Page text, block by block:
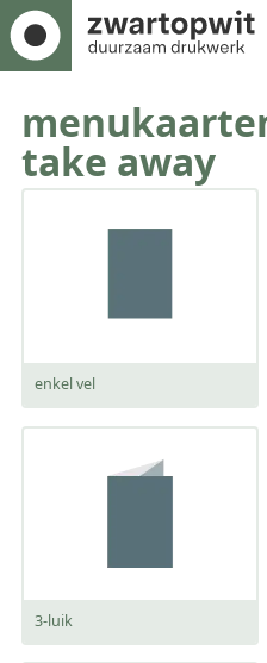
take away
enkel vel
3-luik